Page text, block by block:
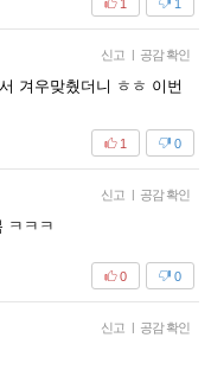
1
1
신고 | 공감 확인
겨우맞췄더니 ㅎㅎ 이번
0
1
신고 | 공감 확인
ㅋㅋㅋ
0
0
신고 | 공감 확인